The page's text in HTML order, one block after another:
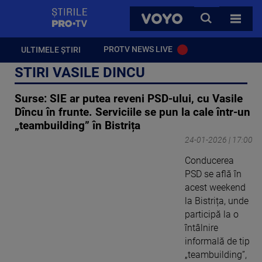
VOYO
CAUTA
TOATE
ULTIMELE ȘTIRI PROTV NEWS LIVE
STIRI VASILE DINCU
Surse: SIE ar putea reveni PSD-ului, cu Vasile
Dîncu în frunte. Serviciile se pun la cale într-un
„teambuilding” în Bistrița
24-01-2026 | 17:00
Conducerea
PSD se află în
acest weekend
la Bistrița, unde
participă la o
întâlnire
informală de tip
„teambuilding”,